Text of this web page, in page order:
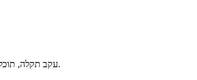
עקב תקלה, תוכלו לראות את הציונים רק בעוד מספר שעות.